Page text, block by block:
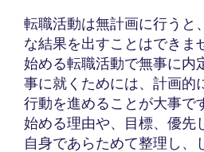
転職活動は無計画に行うと
な結果を出すことはできま
始める転職活動で無事に内
事に就くためには、計画的
行動を進めることが大事で
始める理由や、目標、優先
自身であらためて整理し、